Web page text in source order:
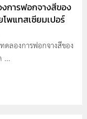
การฟอกจางสีของ
โพแทสเซียมเปอร์
ดลองการฟอกจางสีของ
...